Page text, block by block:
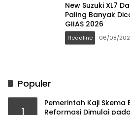
New Suzuki XL7
Paling Banyak
GIIAS 2026
Headline 06/08/
Populer
1
Pemerintah Kaji Skema
Reformasi Dimulai